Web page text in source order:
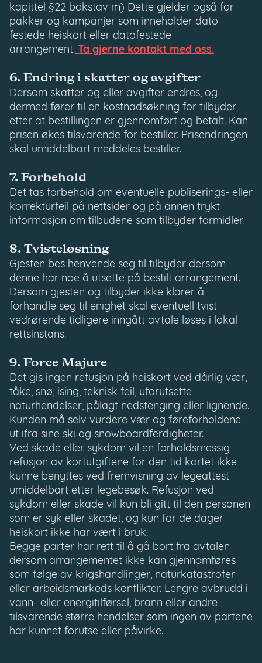
kapittel §22 bokstav m) Dette gjelder også for
pakker og kampanjer som inneholder dato
festede heiskort eller datofestede
arrangement. Ta gjerne kontakt med oss.
6. Endring i skatter og avgifter
Dersom skatter og eller avgifter endres, og
dermed fører til en kostnadsøkning for tilbyder
etter at bestillingen er gjennomført og betalt. Kan
prisen økes tilsvarende for bestiller. Prisendringen
skal umiddelbart meddeles bestiller.
7. Forbehold
Det tas forbehold om eventuelle publiserings- eller
korrekturfeil på nettsider og på annen trykt
informasjon om tilbudene som tilbyder formidler.
8. Tvisteløsning
Gjesten bes henvende seg til tilbyder dersom
denne har noe å utsette på bestilt arrangement.
Dersom gjesten og tilbyder ikke klarer å
forhandle seg til enighet skal eventuell tvist
vedrørende tidligere inngått avtale løses i lokal
rettsinstans.
9. Force Majure
Det gis ingen refusjon på heiskort ved dårlig vær,
tåke, snø, ising, teknisk feil, uforutsette
naturhendelser, pålagt nedstenging eller lignende.
Kunden må selv vurdere vær og føreforholdene
ut ifra sine ski og snowboardferdigheter.
Ved skade eller sykdom vil en forholdsmessig
refusjon av kortutgiftene for den tid kortet ikke
kunne benyttes ved fremvisning av legeattest
umiddelbart etter legebesøk. Refusjon ved
sykdom eller skade vil kun bli gitt til den personen
som er syk eller skadet, og kun for de dager
heiskort ikke har vært i bruk.
Begge parter har rett til å gå bort fra avtalen
dersom arrangementet ikke kan gjennomføres
som følge av krigshandlinger, naturkatastrofer
eller arbeidsmarkeds konflikter. Lengre avbrudd i
vann- eller energitilførsel, brann eller andre
tilsvarende større hendelser som ingen av partene
har kunnet forutse eller påvirke.